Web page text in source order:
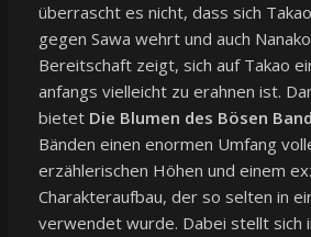
überrascht es nicht, dass sich
gegen Sawa wehrt und auch
Bereitschaft zeigt, sich auf Takao
anfangs vielleicht zu erahnen ist.
bietet Die Blumen des Bösen
Bänden einen enormen Umfang
erzählerischen Höhen und einem
Charakteraufbau, der so selten in
verwendet wurde. Dabei stellt sich